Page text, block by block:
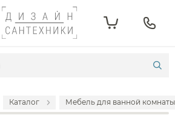
Каталог Мебель для ванной комнаты